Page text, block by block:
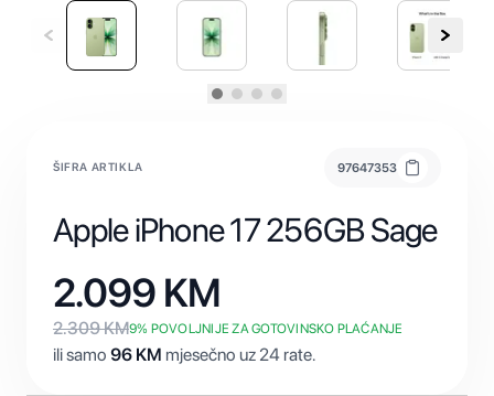
ŠIFRA ARTIKLA 97647353
Apple iPhone 17 256GB Sage
2.099 KM
2.309KM9% POVOLJNIJE ZA GOTOVINSKO PLAĆANJE
ili samo 96 KM mjesečno uz 24 rate.